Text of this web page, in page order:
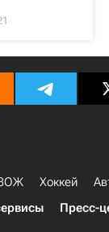
Хоккей
Пресс-